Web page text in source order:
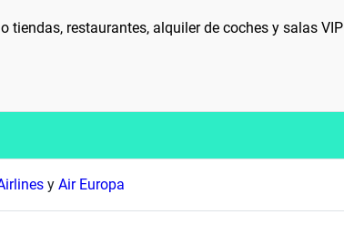
tiendas, restaurantes, alquiler de coches y salas VIP
y Air Europa